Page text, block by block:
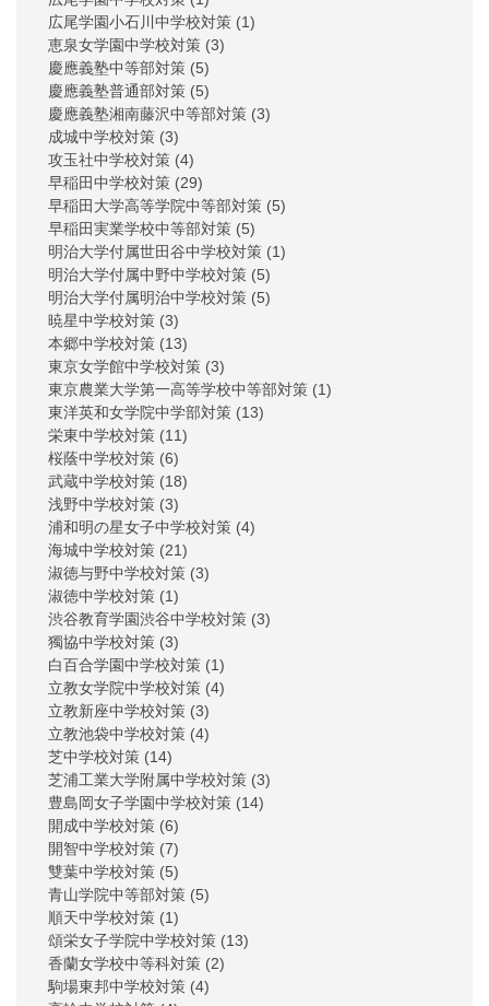
広尾学園小石川中学校対策 (1)
恵泉女学園中学校対策 (3)
慶應義塾中等部対策 (5)
慶應義塾普通部対策 (5)
慶應義塾湘南藤沢中等部対策 (3)
成城中学校対策 (3)
攻玉社中学校対策 (4)
早稲田中学校対策 (29)
早稲田大学高等学院中等部対策 (5)
早稲田実業学校中等部対策 (5)
明治大学付属世田谷中学校対策 (1)
明治大学付属中野中学校対策 (5)
明治大学付属明治中学校対策 (5)
暁星中学校対策 (3)
本郷中学校対策 (13)
東京女学館中学校対策 (3)
東京農業大学第一高等学校中等部対策 (1)
東洋英和女学院中学部対策 (13)
栄東中学校対策 (11)
桜蔭中学校対策 (6)
武蔵中学校対策 (18)
浅野中学校対策 (3)
浦和明の星女子中学校対策 (4)
海城中学校対策 (21)
淑徳与野中学校対策 (3)
淑徳中学校対策 (1)
渋谷教育学園渋谷中学校対策 (3)
獨協中学校対策 (3)
白百合学園中学校対策 (1)
立教女学院中学校対策 (4)
立教新座中学校対策 (3)
立教池袋中学校対策 (4)
芝中学校対策 (14)
芝浦工業大学附属中学校対策 (3)
豊島岡女子学園中学校対策 (14)
開成中学校対策 (6)
開智中学校対策 (7)
雙葉中学校対策 (5)
青山学院中等部対策 (5)
順天中学校対策 (1)
頌栄女子学院中学校対策 (13)
香蘭女学校中等科対策 (2)
駒場東邦中学校対策 (4)